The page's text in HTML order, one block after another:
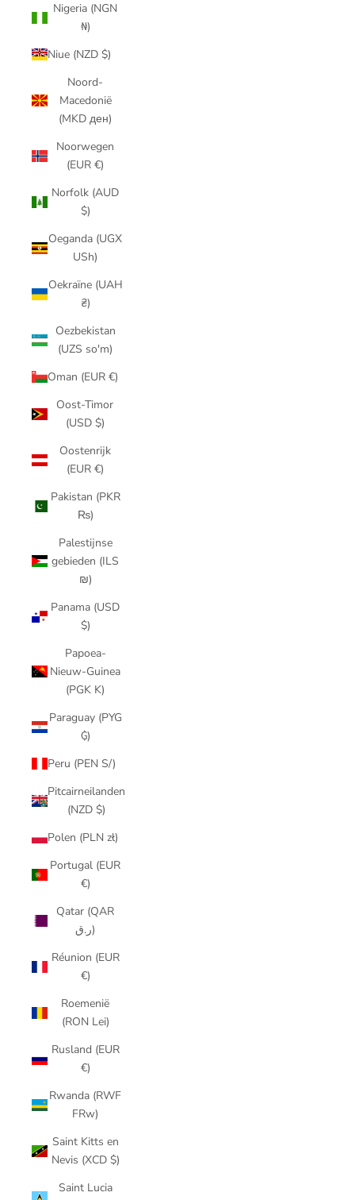
Nigeria (NGN
₦)
Niue (NZD $)
Noord-
Macedonië
(MKD ден)
Noorwegen
(EUR €)
Norfolk (AUD
$)
Oeganda (UGX
USh)
Oekraïne (UAH
₴)
Oezbekistan
(UZS so'm)
Oman (EUR €)
Oost-Timor
(USD $)
Oostenrijk
(EUR €)
Pakistan (PKR
₨)
Palestijnse
gebieden (ILS
₪)
Panama (USD
$)
Papoea-
Nieuw-Guinea
(PGK K)
Paraguay (PYG
₲)
Peru (PEN S/)
Pitcairneilanden
(NZD $)
Polen (PLN zł)
Portugal (EUR
€)
Qatar (QAR
ر.ق)
Réunion (EUR
€)
Roemenië
(RON Lei)
Rusland (EUR
€)
Rwanda (RWF
FRw)
Saint Kitts en
Nevis (XCD $)
Saint Lucia